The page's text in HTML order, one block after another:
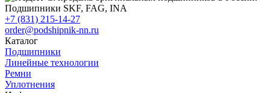
+7 (831) 215-14-27
order@podshipnik-nn.ru
Каталог
Подшипники
Линейные технологии
Ремни
Уплотнения